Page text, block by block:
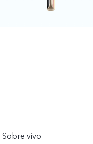
Sobre vivo